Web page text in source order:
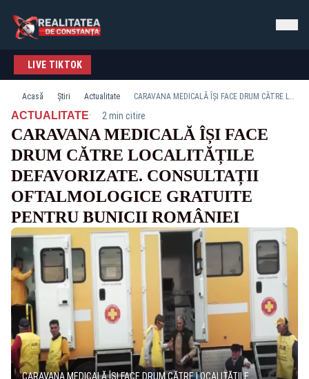
LIVE TIKTOK
Acasă Știri Actualitate CARAVANA MEDICALĂ ÎȘI FACE DRUM CĂTRE LOCALITĂȚILE DEFAVORIZATE. CONSULTAȚII OFTALMOLOGICE GRATUITE PENTRU BUNICII ROMÂNIEI
ACTUALITATE· 2 min citire
CARAVANA MEDICALĂ ÎȘI FACE
DRUM CĂTRE LOCALITĂȚILE
DEFAVORIZATE. CONSULTAȚII
OFTALMOLOGICE GRATUITE
PENTRU BUNICII ROMÂNIEI
CARAVANA MEDICALĂ ÎȘI FACE DRUM CĂTRE LOCALITĂȚILE